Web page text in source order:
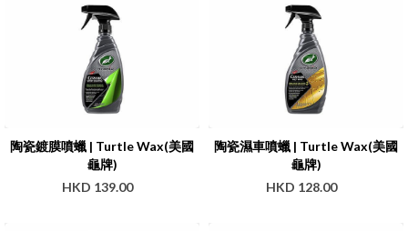
陶瓷鍍膜噴蠟 | Turtle Wax(美國
龜牌)
HKD 139.00
陶瓷濕車噴蠟 | Turtle Wax(美國
龜牌)
HKD 128.00